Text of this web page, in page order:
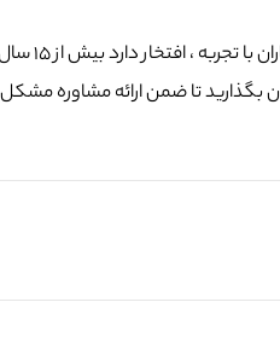
تا ضمن ارائه مشاوره مشکل